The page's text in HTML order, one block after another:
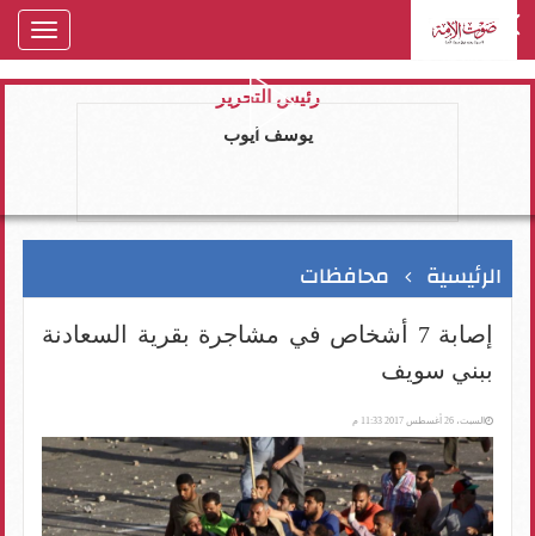
رئيس التحرير
يوسف ايوب
الرئيسية محافظات
إصابة 7 أشخاص في مشاجرة بقرية السعادنة
ببني سويف
السبت، 26 أغسطس 2017 11:33 م